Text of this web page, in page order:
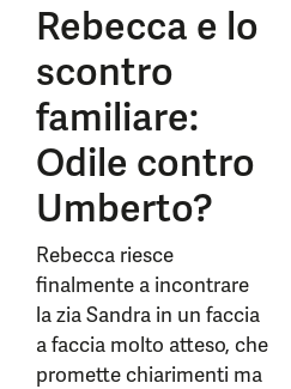
Rebecca e lo
scontro
familiare:
Odile contro
Umberto?
Rebecca riesce
finalmente a incontrare
la zia Sandra in un faccia
a faccia molto atteso, che
promette chiarimenti ma